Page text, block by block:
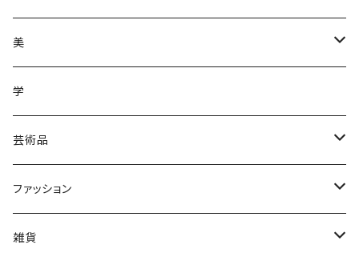
調味料
加工品
ジュース
ジュース
野菜
果物
野菜
美
ヘアケア
化粧品
学
芸術品
皿
木
ファッション
Tシャツ
雑貨